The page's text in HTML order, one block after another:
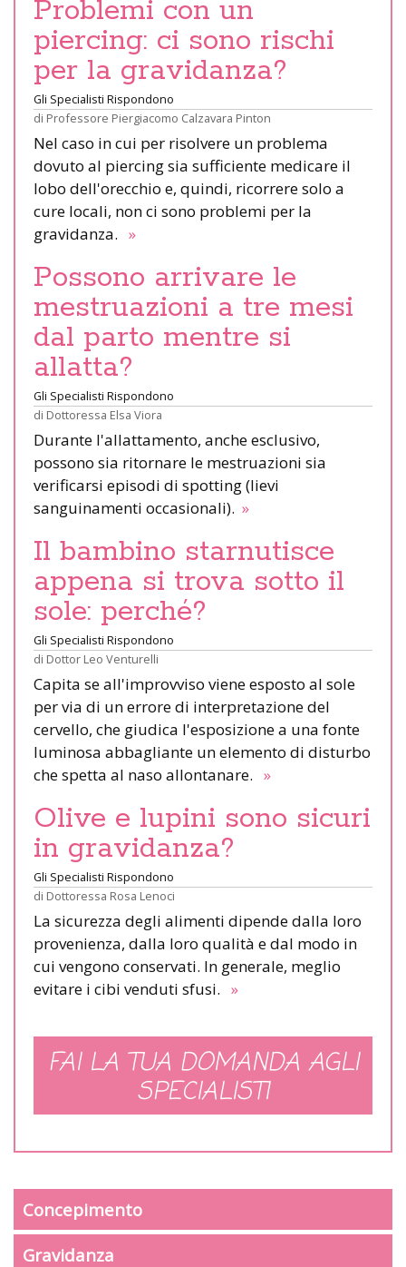
Problemi con un
piercing: ci sono rischi
per la gravidanza?
Gli Specialisti Rispondono
di Professore Piergiacomo Calzavara Pinton
Nel caso in cui per risolvere un problema
dovuto al piercing sia sufficiente medicare il
lobo dell'orecchio e, quindi, ricorrere solo a
cure locali, non ci sono problemi per la
gravidanza. »
Possono arrivare le
mestruazioni a tre mesi
dal parto mentre si
allatta?
Gli Specialisti Rispondono
di Dottoressa Elsa Viora
Durante l'allattamento, anche esclusivo,
possono sia ritornare le mestruazioni sia
verificarsi episodi di spotting (lievi
sanguinamenti occasionali). »
Il bambino starnutisce
appena si trova sotto il
sole: perché?
Gli Specialisti Rispondono
di Dottor Leo Venturelli
Capita se all'improvviso viene esposto al sole
per via di un errore di interpretazione del
cervello, che giudica l'esposizione a una fonte
luminosa abbagliante un elemento di disturbo
che spetta al naso allontanare. »
Olive e lupini sono sicuri
in gravidanza?
Gli Specialisti Rispondono
di Dottoressa Rosa Lenoci
La sicurezza degli alimenti dipende dalla loro
provenienza, dalla loro qualità e dal modo in
cui vengono conservati. In generale, meglio
evitare i cibi venduti sfusi. »
FAI LA TUA DOMANDA AGLI
SPECIALISTI
Concepimento
Gravidanza